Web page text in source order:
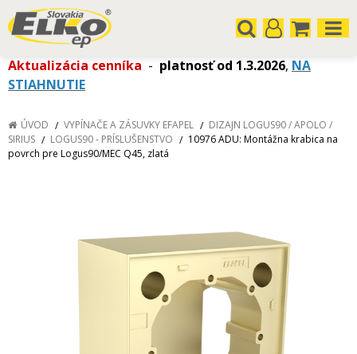
Aktualizácia cenníka - platnosť od 1.3.2026, NA
STIAHNUTIE
ÚVOD VYPÍNAČE A ZÁSUVKY EFAPEL
DIZAJN LOGUS90 / APOLO /
SIRIUS
LOGUS90 - PRÍSLUŠENSTVO
10976 ADU: Montážna krabica na
povrch pre Logus90/MEC Q45, zlatá